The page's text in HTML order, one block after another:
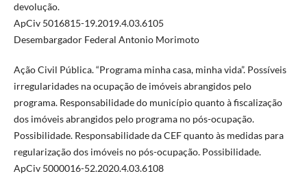
devolução.
ApCiv 5016815-19.2019.4.03.6105
Desembargador Federal Antonio Morimoto
Ação Civil Pública. “Programa minha casa, minha vida”. Possíveis
irregularidades na ocupação de imóveis abrangidos pelo
programa. Responsabilidade do município quanto à fiscalização
dos imóveis abrangidos pelo programa no pós-ocupação.
Possibilidade. Responsabilidade da CEF quanto às medidas para
regularização dos imóveis no pós-ocupação. Possibilidade.
ApCiv 5000016-52.2020.4.03.6108